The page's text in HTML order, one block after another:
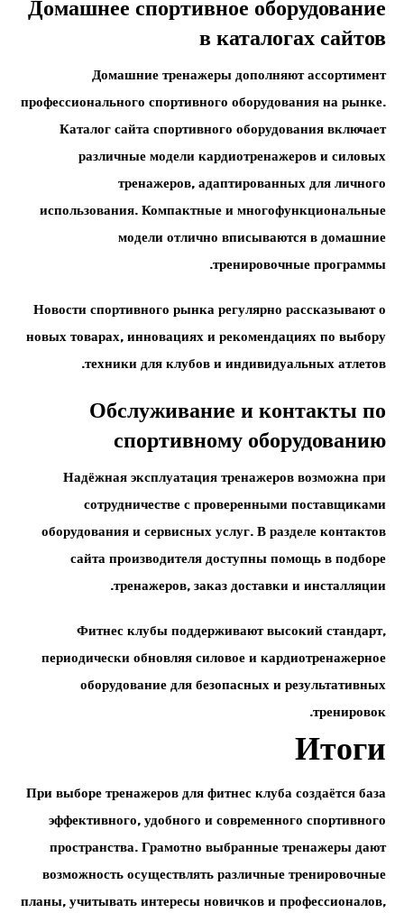
Домашнее спортивное оборудование
в каталогах сайтов
Домашние тренажеры дополняют ассортимент
профессионального спортивного оборудования на рынке.
Каталог сайта спортивного оборудования включает
различные модели кардиотренажеров и силовых
тренажеров, адаптированных для личного
использования. Компактные и многофункциональные
модели отлично вписываются в домашние
тренировочные программы.
Новости спортивного рынка регулярно рассказывают о
новых товарах, инновациях и рекомендациях по выбору
техники для клубов и индивидуальных атлетов.
Обслуживание и контакты по
спортивному оборудованию
Надёжная эксплуатация тренажеров возможна при
сотрудничестве с проверенными поставщиками
оборудования и сервисных услуг. В разделе контактов
сайта производителя доступны помощь в подборе
тренажеров, заказ доставки и инсталляции.
Фитнес клубы поддерживают высокий стандарт,
периодически обновляя силовое и кардиотренажерное
оборудование для безопасных и результативных
тренировок.
Итоги
При выборе тренажеров для фитнес клуба создаётся база
эффективного, удобного и современного спортивного
пространства. Грамотно выбранные тренажеры дают
возможность осуществлять различные тренировочные
планы, учитывать интересы новичков и профессионалов,